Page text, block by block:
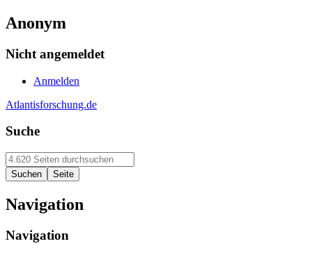
Anonym
Nicht angemeldet
Anmelden
Atlantisforschung.de
Suche
Navigation
Navigation